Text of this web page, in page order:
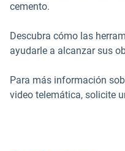
cemento.
Descubra cómo las
ayudarle a alcanzar sus
Para más información
video telemática, solicite